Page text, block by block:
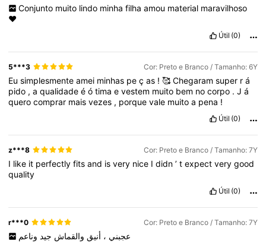
Conjunto muito lindo minha filha amou material maravilhoso
❤️
Útil (0)
5***3 Cor: Preto e Branco / Tamanho: 6Y
Eusimplesmenteamei minhas peças !🥰Chegaramsuper rá
pido ,aqualidadeéótimaevestem muito bem nocorpo .Já
querocomprar maisvezes , porquevale muitoa pena !
Útil (0)
z***8 Cor: Preto e Branco / Tamanho: 7Y
I like it perfectlyfitsand isvery nice Ididn’texpectverygood
quality
Útil (0)
r***0 Cor: Preto e Branco / Tamanho: 7Y
عجبني ، أنيق والقماش جيد وناعم